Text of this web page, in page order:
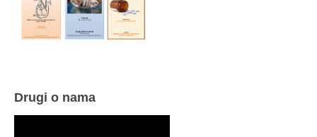
Drugi o nama